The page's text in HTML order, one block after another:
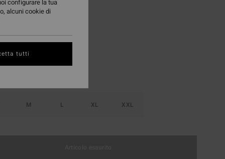
M L XL XXL
configurare la tua
alcuni cookie di
tutti